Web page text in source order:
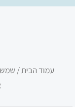
עמוד הבית/